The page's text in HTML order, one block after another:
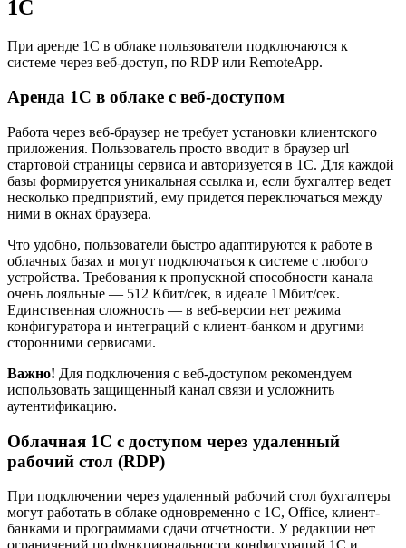
1С
При аренде 1С в облаке пользователи подключаются к
системе через веб-доступ, по RDP или RemoteApp.
Аренда 1C в облаке с веб-доступом
Работа через веб-браузер не требует установки клиентского
приложения. Пользователь просто вводит в браузер url
стартовой страницы сервиса и авторизуется в 1С. Для каждой
базы формируется уникальная ссылка и, если бухгалтер ведет
несколько предприятий, ему придется переключаться между
ними в окнах браузера.
Что удобно, пользователи быстро адаптируются к работе в
облачных базах и могут подключаться к системе с любого
устройства. Требования к пропускной способности канала
очень лояльные — 512 Кбит/сек, в идеале 1Мбит/сек.
Единственная сложность — в веб-версии нет режима
конфигуратора и интеграций с клиент-банком и другими
сторонними сервисами.
Важно! Для подключения с веб-доступом рекомендуем
использовать защищенный канал связи и усложнить
аутентификацию.
Облачная 1С с доступом через удаленный
рабочий стол (RDP)
При подключении через удаленный рабочий стол бухгалтеры
могут работать в облаке одновременно с 1С, Office, клиент-
банками и программами сдачи отчетности. У редакции нет